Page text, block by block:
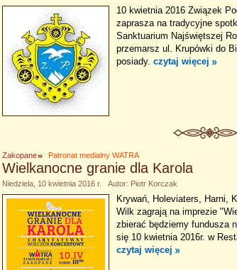
10 kwietnia 2016 Związek
zaprasza na tradycyjne
Sanktuarium Najświętszej
przemarsz ul. Krupówki do
posiady. czytaj więcej
Zakopane Patronat medialny WATRA
Wielkanocne granie dla Karola
Niedziela, 10 kwietnia 2016 r. Autor: Piotr Korczak
Krywań, Holeviaters, Harni,
Wilk zagrają na imprezie
zbierać będziemy fundusza
się 10 kwietnia 2016r. w
czytaj więcej